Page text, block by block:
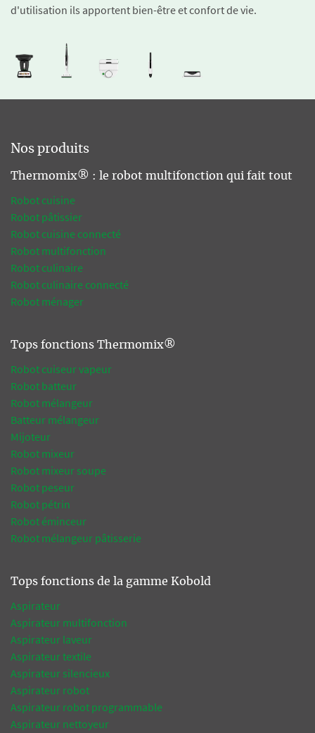
d'utilisation ils apportent bien-être et confort de vie.
Nos produits
Thermomix® : le robot multifonction qui fait tout
Robot cuisine
Robot pâtissier
Robot cuisine connecté
Robot multifonction
Robot culinaire
Robot culinaire connecté
Robot ménager
Tops fonctions Thermomix®
Robot cuiseur vapeur
Robot batteur
Robot mélangeur
Batteur mélangeur
Mijoteur
Robot mixeur
Robot mixeur soupe
Robot peseur
Robot pétrin
Robot éminceur
Robot mélangeur pâtisserie
Tops fonctions de la gamme Kobold
Aspirateur
Aspirateur multifonction
Aspirateur laveur
Aspirateur textile
Aspirateur silencieux
Aspirateur robot
Aspirateur robot programmable
Aspirateur nettoyeur